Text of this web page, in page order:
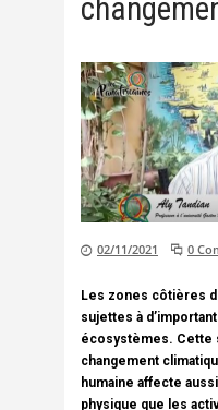
02/11/2021 0
Les zones côtières
sujettes à
écosystèmes. Cette
changement
humaine affecte
physique que les